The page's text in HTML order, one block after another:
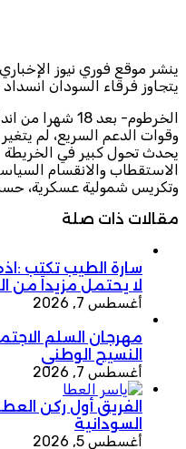
ينشر موقع فوري نيوز
يتجاوز فرقاء السودان
الخرطوم- بعد 18 شهرا من اندلاع
وقوات الدعم السريع، لم
يحدث تحول كبير في الخريطة
الاستقطاب والانقسام
وتكريس شمولية عسكرية،
مقالات ذات صلة
سارة الطيب تكتب
لا يحتمل مزيداً من
أغسطس 7, 2026
مهرجان السلم
النسيج الوطني
أغسطس 7, 2026
الفريق أول ركن
السودانية
أغسطس 5, 2026